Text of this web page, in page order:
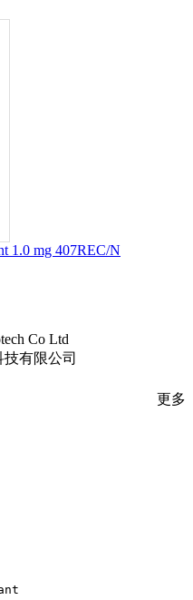
Co Ltd
有限公司
更多